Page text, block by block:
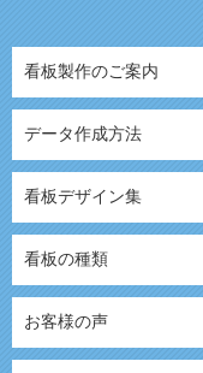
看板製作のご案内
データ作成方法
看板デザイン集
看板の種類
お客様の声